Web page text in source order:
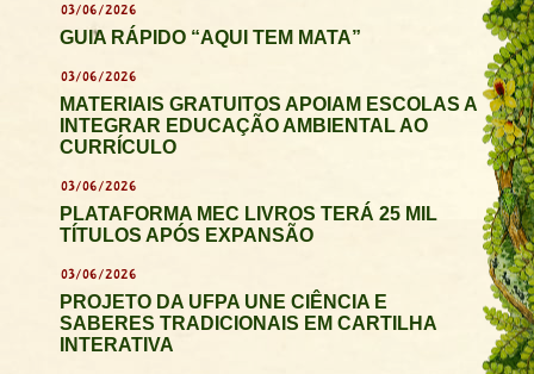
03/06/2026
GUIA RÁPIDO “AQUI TEM MATA”
03/06/2026
MATERIAIS GRATUITOS APOIAM ESCOLAS A
INTEGRAR EDUCAÇÃO AMBIENTAL AO
CURRÍCULO
03/06/2026
PLATAFORMA MEC LIVROS TERÁ 25 MIL
TÍTULOS APÓS EXPANSÃO
03/06/2026
PROJETO DA UFPA UNE CIÊNCIA E
SABERES TRADICIONAIS EM CARTILHA
INTERATIVA